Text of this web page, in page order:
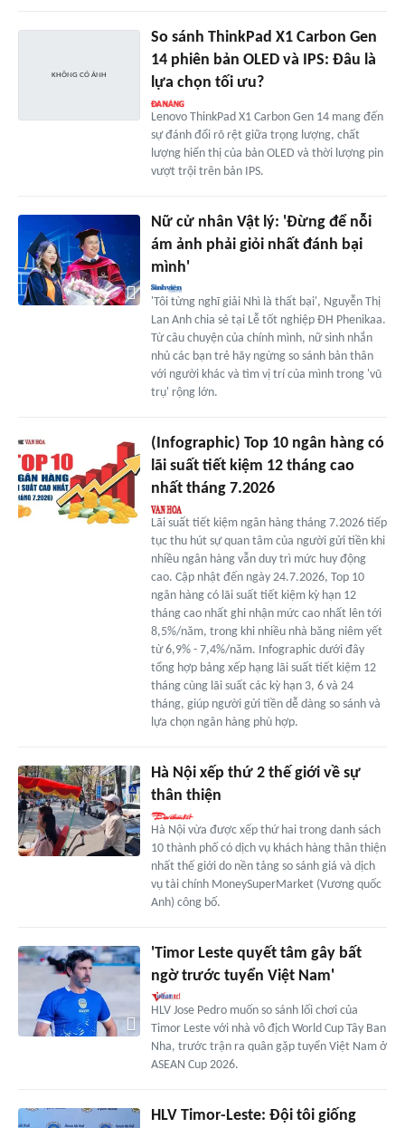
So sánh ThinkPad X1 Carbon Gen
14 phiên bản OLED và IPS: Đâu là
lựa chọn tối ưu?
Lenovo ThinkPad X1 Carbon Gen 14 mang đến
sự đánh đổi rõ rệt giữa trọng lượng, chất
lượng hiển thị của bản OLED và thời lượng pin
vượt trội trên bản IPS.
Nữ cử nhân Vật lý: 'Đừng để nỗi
ám ảnh phải giỏi nhất đánh bại
mình'
'Tôi từng nghĩ giải Nhì là thất bại', Nguyễn Thị
Lan Anh chia sẻ tại Lễ tốt nghiệp ĐH Phenikaa.
Từ câu chuyện của chính mình, nữ sinh nhắn
nhủ các bạn trẻ hãy ngừng so sánh bản thân
với người khác và tìm vị trí của mình trong 'vũ
trụ' rộng lớn.
(Infographic) Top 10 ngân hàng có
lãi suất tiết kiệm 12 tháng cao
nhất tháng 7.2026
Lãi suất tiết kiệm ngân hàng tháng 7.2026 tiếp
tục thu hút sự quan tâm của người gửi tiền khi
nhiều ngân hàng vẫn duy trì mức huy động
cao. Cập nhật đến ngày 24.7.2026, Top 10
ngân hàng có lãi suất tiết kiệm kỳ hạn 12
tháng cao nhất ghi nhận mức cao nhất lên tới
8,5%/năm, trong khi nhiều nhà băng niêm yết
từ 6,9% - 7,4%/năm. Infographic dưới đây
tổng hợp bảng xếp hạng lãi suất tiết kiệm 12
tháng cùng lãi suất các kỳ hạn 3, 6 và 24
tháng, giúp người gửi tiền dễ dàng so sánh và
lựa chọn ngân hàng phù hợp.
Hà Nội xếp thứ 2 thế giới về sự
thân thiện
Hà Nội vừa được xếp thứ hai trong danh sách
10 thành phố có dịch vụ khách hàng thân thiện
nhất thế giới do nền tảng so sánh giá và dịch
vụ tài chính MoneySuperMarket (Vương quốc
Anh) công bố.
'Timor Leste quyết tâm gây bất
ngờ trước tuyển Việt Nam'
HLV Jose Pedro muốn so sánh lối chơi của
Timor Leste với nhà vô địch World Cup Tây Ban
Nha, trước trận ra quân gặp tuyển Việt Nam ở
ASEAN Cup 2026.
HLV Timor-Leste: Đội tôi giống